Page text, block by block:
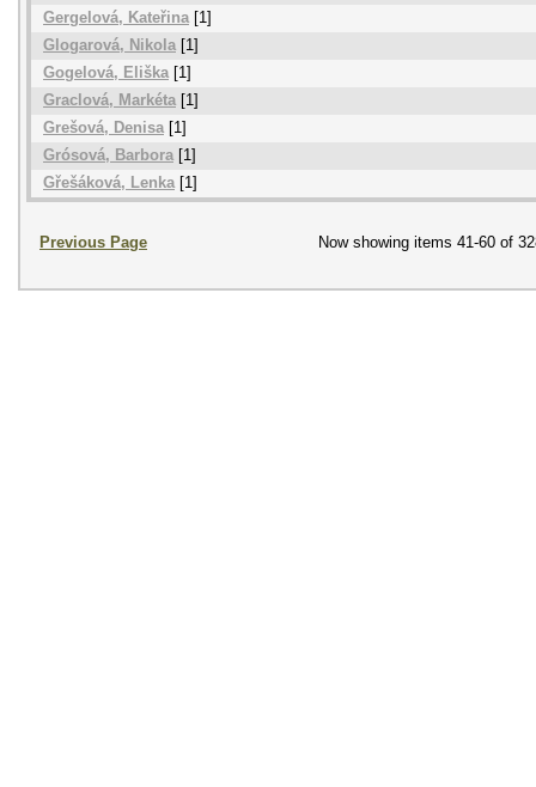
Gergelová, Kateřina[1]
Glogarová, Nikola [1]
Gogelová, Eliška[1]
Graclová, Markéta [1]
Grešová, Denisa[1]
Grósová, Barbora [1]
Gřešáková, Lenka[1]
Previous Page Now showing items 41-60 of